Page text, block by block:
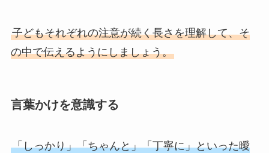
子どもそれぞれの注意が続く長さを理解して、そ
の中で伝えるようにしましょう。
言葉かけを意識する
「しっかり」「ちゃんと」「丁寧に」といった曖